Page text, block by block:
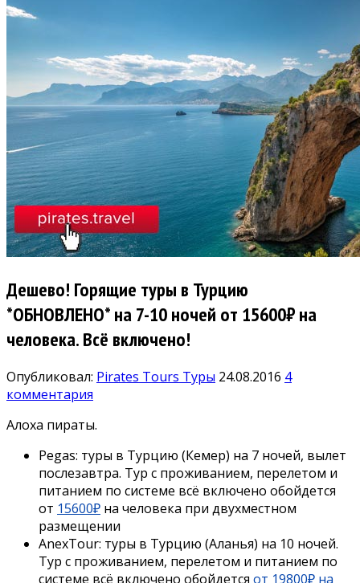
Дешево! Горящие туры в Турцию
*ОБНОВЛЕНО* на 7-10 ночей от 15600₽ на
человека. Всё включено!
Опубликовал: Pirates Tours Туры 24.08.2016 4
комментария
Алоха пираты.
Pegas: туры в Турцию (Кемер) на 7 ночей, вылет
послезавтра. Тур с проживанием, перелетом и
питанием по системе всё включено обойдется
от 15600₽ на человека при двухместном
размещении
AnexTour: туры в Турцию (Аланья) на 10 ночей.
Тур с проживанием, перелетом и питанием по
системе всё включено обойдется от 19800₽ на